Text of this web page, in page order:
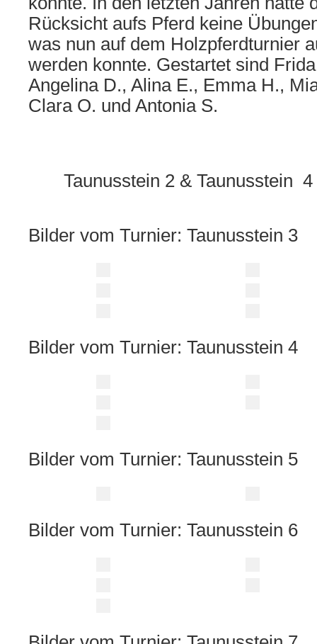
Rücksicht aufs Pferd keine
was nun auf dem Holzpferdturnier
werden konnte. Gestartet sind
Angelina D., Alina E., Emma H.,
Clara O. und Antonia S.
Taunusstein 2 & Taunusstein
Bilder vom Turnier: Taunusstein 3
Bilder vom Turnier: Taunusstein 4
Bilder vom Turnier: Taunusstein 5
Bilder vom Turnier: Taunusstein 6